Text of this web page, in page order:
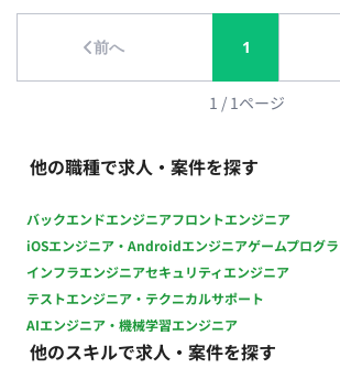
存）サービスへの継続的な保守運用 ■業務の流れ アジャイルに
仮説検証を繰り返しながら、プロダクトを作っ
発環境 言語：Kotlin, JavaScript, フレームワ
Terraform クラウドサービス： AWS(EC2,
視： Datadog 開発環境： Mac, GitHub, JIRA,
・少数精鋭で開発しているため、裁量をもっ
くことができます ・エンジニアだけでなく、
やデザイナーとも密にコミュニケーションを
進められます ■働き方 ・10:00~19:00を基本としつつ、フレッ
クス ・週5日稼働(月～金曜日) ・週3日出社、
ハイブリッド勤務、出社曜日に指定はなし ・
前へ 1
1 / 1ページ
他の職種で求人・案件を探す
バックエンドエンジニアフロントエンジニア
iOSエンジニア・Androidエンジニアゲームプログ
インフラエンジニアセキュリティエンジニア
テストエンジニア・テクニカルサポート
AIエンジニア・機械学習エンジニア
他のスキルで求人・案件を探す